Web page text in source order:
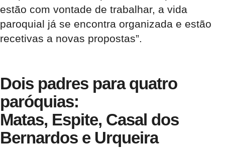
estão com vontade de trabalhar, a vida
paroquial já se encontra organizada e estão
recetivas a novas propostas”.
Dois padres para quatro
paróquias:
Matas, Espite, Casal dos
Bernardos e Urqueira